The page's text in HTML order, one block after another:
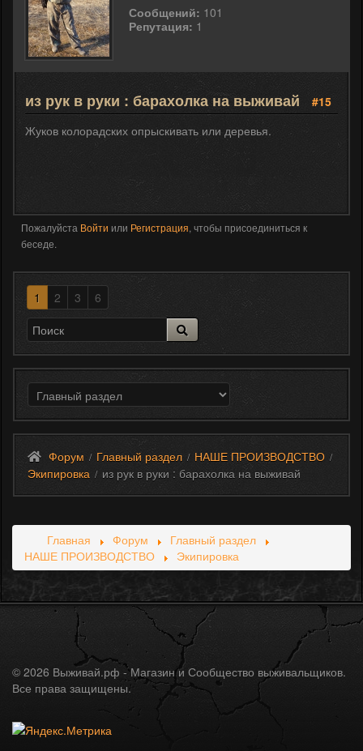
Сообщений: 101
Репутация: 1
из рук в руки : барахолка на выживай
#15
Жуков колорадских опрыскивать или деревья.
Пожалуйста Войти или Регистрация, чтобы присоединиться к
беседе.
1 2 3 6
Форум / Главный раздел / НАШЕ ПРОИЗВОДСТВО /
Экипировка / из рук в руки : барахолка на выживай
Главная Форум
Главный раздел
НАШЕ ПРОИЗВОДСТВО
Экипировка
© 2026 Выживай.рф - Магазин и Сообщество выживальщиков.
Все права защищены.